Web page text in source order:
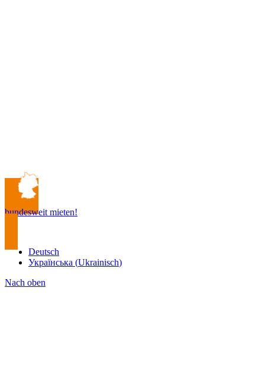
bundesweit mieten!
Deutsch
Українська (Ukrainisch)
Nach oben